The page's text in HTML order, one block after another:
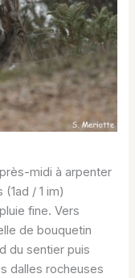
midi à arpenter
/ 1 im)
fine. Vers
de bouquetin
du sentier puis
dalles rocheuses